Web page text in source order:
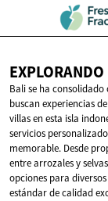
Bali se ha
buscan experiencias
villas en esta isla
servicios
memorable. Desde
entre arrozales y
opciones para
estándar de calidad